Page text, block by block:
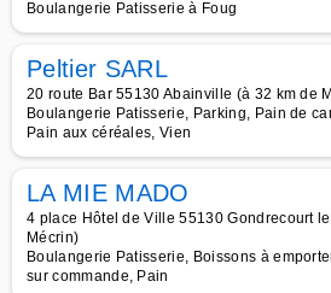
Boulangerie Patisserie à Foug
Peltier SARL
20 route Bar 55130 Abainville (à 32 km de
Boulangerie Patisserie, Parking, Pain de
Pain aux céréales, Vien
LA MIE MADO
4 place Hôtel de Ville 55130 Gondrecourt
Mécrin)
Boulangerie Patisserie, Boissons à
sur commande, Pain